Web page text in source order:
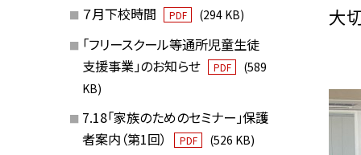
大
７月下校時間 PDF (294 KB)
「フリースクール等通所児童生徒
支援事業」のお知らせ
PDF
(589
KB)
7.18「家族のためのセミナー」保護
者案内（第1回）
PDF (526 KB)